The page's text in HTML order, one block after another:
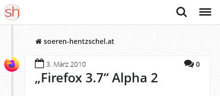
Suche Menü
soeren-hentzschel.at
3. März 2010 0
„Firefox 3.7“ Alpha 2